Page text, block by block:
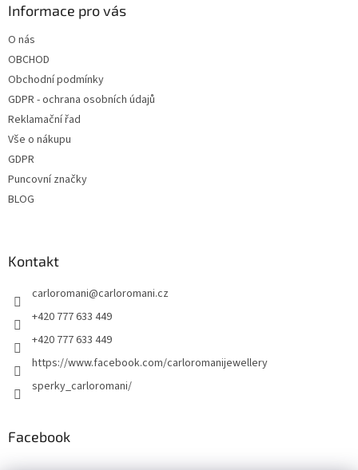
Informace pro vás
O nás
OBCHOD
Obchodní podmínky
GDPR - ochrana osobních údajů
Reklamační řad
Vše o nákupu
GDPR
Puncovní značky
BLOG
Kontakt
carloromani@carloromani.cz
+420 777 633 449
+420 777 633 449
https://www.facebook.com/carloromanijewellery
sperky_carloromani/
Facebook